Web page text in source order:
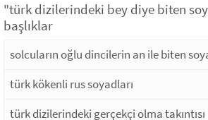
"türk dizilerindeki bey diye biten
başlıklar
solcuların oğlu dincilerin an ile biten
türk kökenli rus soyadları
türk dizilerindeki gerçekçi olma takıntısı